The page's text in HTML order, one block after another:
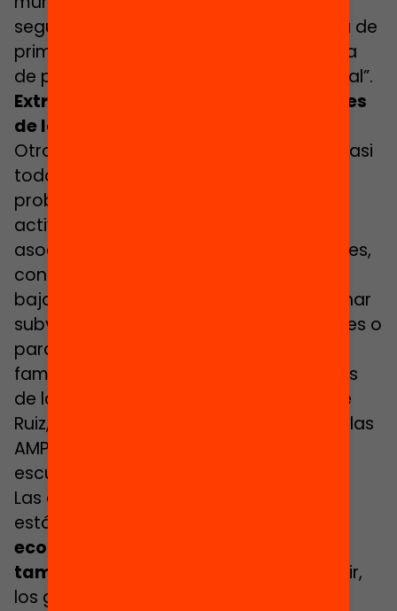
según criterios claros, fuera del sistema de
primera opción y a través de un sistema
de puntos que fuera “mejor que el actual”.
Extraescolares y AMPA, más relevantes
de lo que parecen
Otro detalle no menor que comentan casi
todos los centros consultados es el
problema de disponer de escasas
actividades extraescolares y de unas
asociaciones de madres y padres débiles,
con poca participación o cuotas muy
bajas, o que desconocen cómo gestionar
subvenciones o ayudas para actividades o
para el comedor escolar. “Cuando las
familias no se implican en las cuestiones
de la escuela, se nota”, asegura Montse
Ruiz, desde Santa Coloma. La fuerza de las
AMPA es un tema clave para todas las
escuelas.
Las desigualdades escolares también
están relacionadas con las
económicas de acceso presentes
también en la escuela pública
: es decir,
los gastos para las excursiones, las